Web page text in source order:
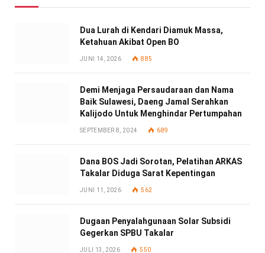
Dua Lurah di Kendari Diamuk Massa,
Ketahuan Akibat Open BO
JUNI 14, 2026 885
Demi Menjaga Persaudaraan dan Nama
Baik Sulawesi, Daeng Jamal Serahkan
Kalijodo Untuk Menghindar Pertumpahan
SEPTEMBER 8, 2024 689
Dana BOS Jadi Sorotan, Pelatihan ARKAS
Takalar Diduga Sarat Kepentingan
JUNI 11, 2026 562
Dugaan Penyalahgunaan Solar Subsidi
Gegerkan SPBU Takalar
JULI 13, 2026 550